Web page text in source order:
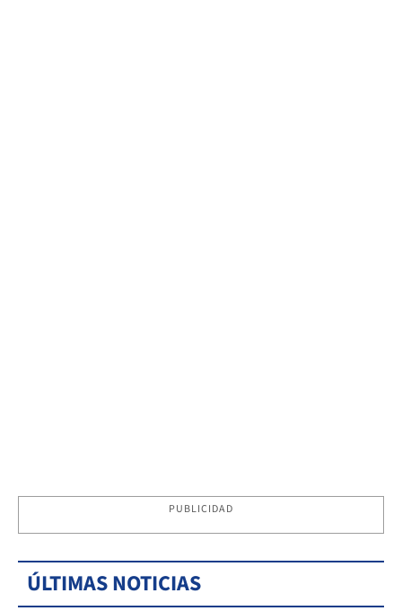
PUBLICIDAD
ÚLTIMAS NOTICIAS